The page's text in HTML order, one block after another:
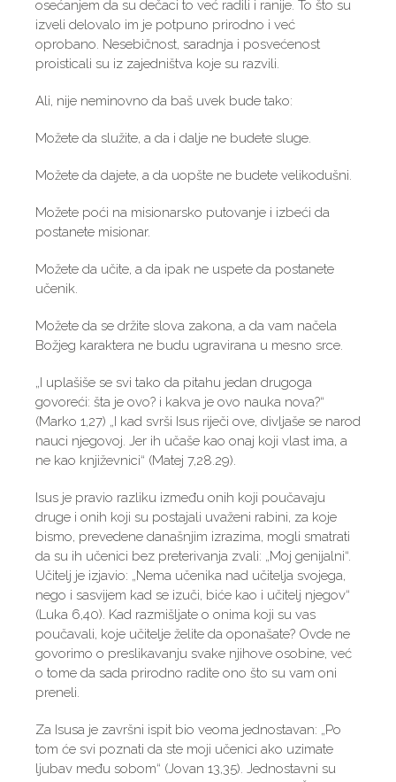
osećanjem da su dečaci to već radili i ranije. To što su
izveli delovalo im je potpuno prirodno i već
oprobano. Nesebičnost, saradnja i posvećenost
proisticali su iz zajedništva koje su razvili.
Ali, nije neminovno da baš uvek bude tako:
Možete da služite, a da i dalje ne budete sluge.
Možete da dajete, a da uopšte ne budete velikodušni.
Možete poći na misionarsko putovanje i izbeći da
postanete misionar.
Možete da učite, a da ipak ne uspete da postanete
učenik.
Možete da se držite slova zakona, a da vam načela
Božjeg karaktera ne budu ugravirana u mesno srce.
„I uplašiše se svi tako da pitahu jedan drugoga
govoreći: šta je ovo? i kakva je ovo nauka nova?“
(Marko 1,27) „I kad svrši Isus riječi ove, divljaše se narod
nauci njegovoj. Jer ih učaše kao onaj koji vlast ima, a
ne kao književnici“ (Matej 7,28.29).
Isus je pravio razliku između onih koji poučavaju
druge i onih koji su postajali uvaženi rabini, za koje
bismo, prevedene današnjim izrazima, mogli smatrati
da su ih učenici bez preterivanja zvali: „Moj genijalni“.
Učitelj je izjavio: „Nema učenika nad učitelja svojega,
nego i sasvijem kad se izuči, biće kao i učitelj njegov“
(Luka 6,40). Kad razmišljate o onima koji su vas
poučavali, koje učitelje želite da oponašate? Ovde ne
govorimo o preslikavanju svake njihove osobine, već
o tome da sada prirodno radite ono što su vam oni
preneli.
Za Isusa je završni ispit bio veoma jednostavan: „Po
tom će svi poznati da ste moji učenici ako uzimate
ljubav među sobom“ (Jovan 13,35). Jednostavni su